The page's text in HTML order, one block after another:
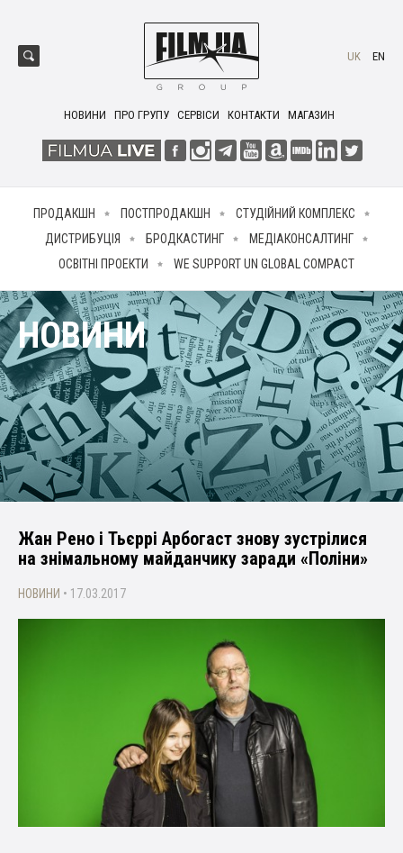
НОВИНИ ПРО ГРУПУ СЕРВІСИ КОНТАКТИ МАГАЗИН
UK EN
ПРОДАКШН ПОСТПРОДАКШН
СТУДІЙНИЙ КОМПЛЕКС
ДИСТРИБУЦІЯ
БРОДКАСТИНГ
МЕДІАКОНСАЛТИНГ
ОСВІТНІ ПРОЕКТИ
WE SUPPORT UN GLOBAL COMPACT
НОВИНИ
Жан Рено і Тьєррі Арбогаст знову зустрілися
на знімальному майданчику заради «Поліни»
НОВИНИ • 17.03.2017